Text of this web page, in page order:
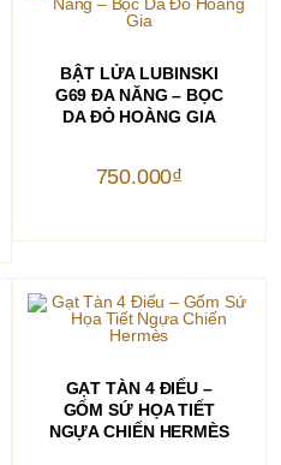
THÊM VÀO GIỎ HÀNG
BẬT LỬA LUBINSKI
G69 ĐA NĂNG – BỌC
DA ĐỎ HOÀNG GIA
750.000₫
THÊM VÀO GIỎ HÀNG
GẠT TÀN 4 ĐIẾU –
GỐM SỨ HỌA TIẾT
NGỰA CHIẾN HERMÈS